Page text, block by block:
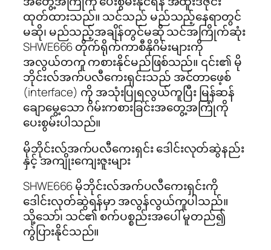
ထုတ်ထားသည်။ သင်သည် မည်သည့်နေရာတွင်
မဆို၊ မည်သည့်အချိန်တွင်မဆို သင်အကြိုက်ဆုံး
SHWE666 တိုက်ရိုက်ကာစီနိုဂိမ်းများကို
အလွယ်တကူ ကစားနိုင်မည်ဖြစ်သည်။ ၎င်း၏ မို
ဘိုင်းလ်အက်ပလီကေးရှင်းသည် အင်တာဖေ့စ်
(interface) ကို အသုံးပြုရလွယ်ကူပြီး မြန်ဆန်
ချောမွေ့သော ဂိမ်းကစားခြင်းအတွေ့အကြုံကို
ပေးစွမ်းပါသည်။
မိုဘိုင်းလ်အက်ပလီကေးရှင်း ဒေါင်းလုတ်ဆွဲနည်း
နှင့် အကျိုးကျေးဇူးများ
SHWE666 မိုဘိုင်းလ်အက်ပလီကေးရှင်းကို
ဒေါင်းလုတ်ဆွဲရန်မှာ အလွန်လွယ်ကူပါသည်။
သို့သော်၊ သင်၏ စက်ပစ္စည်းအပေါ် မူတည်၍
ကွဲပြားနိုင်သည်။